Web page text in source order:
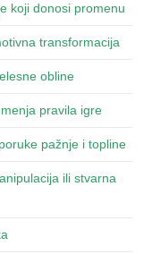
koji donosi promenu
transformacija
obline
pravila igre
pažnje i topline
ili stvarna